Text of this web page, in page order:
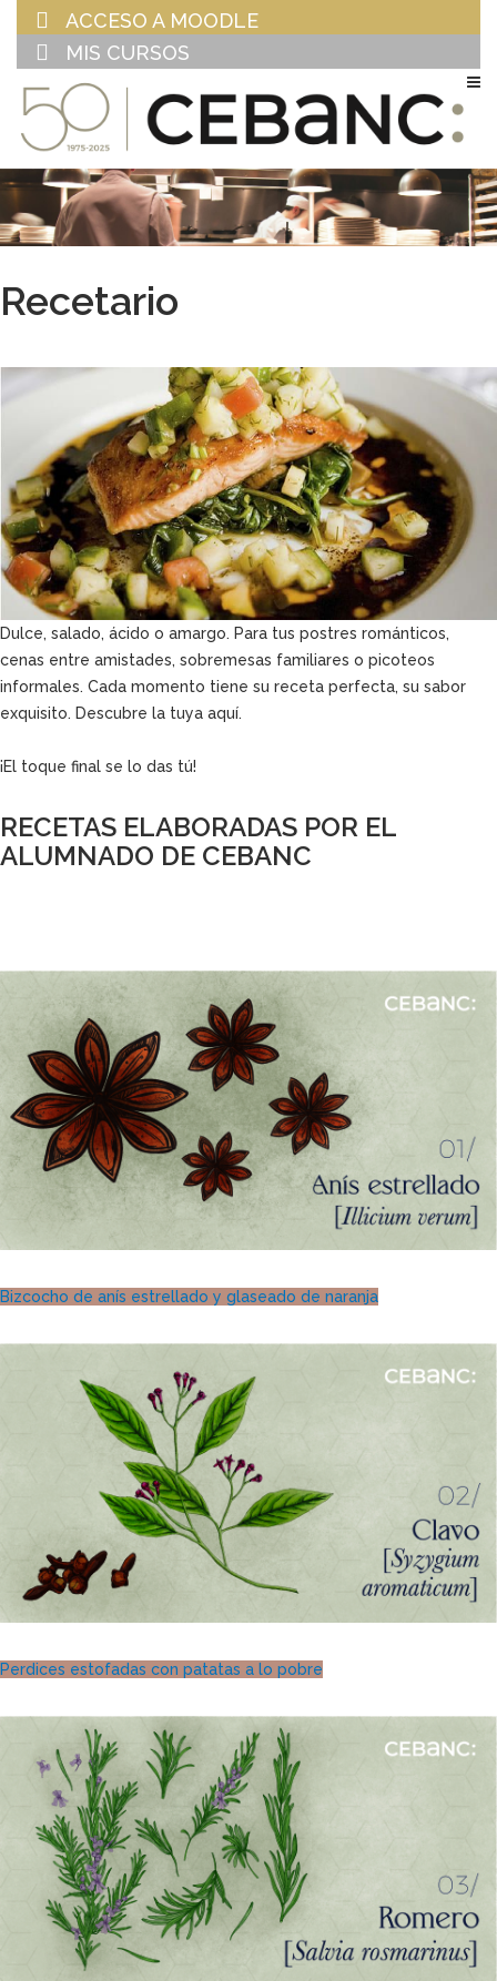
ACCESO A MOODLE
MIS CURSOS
EU ES
Recetario
Dulce, salado, ácido o amargo. Para tus postres románticos,
cenas entre amistades, sobremesas familiares o picoteos
informales. Cada momento tiene su receta perfecta, su sabor
exquisito. Descubre la tuya aquí.
¡El toque final se lo das tú!
RECETAS ELABORADAS POR EL
ALUMNADO DE CEBANC
Bizcocho de anís estrellado y glaseado de naranja
Perdices estofadas con patatas a lo pobre